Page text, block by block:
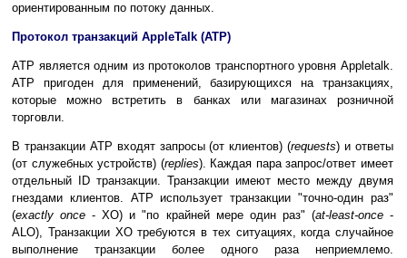
ориентированным по потоку данных.
Протокол транзакций AppleTalk (ATP)
ATP является одним из протоколов транспортного уровня Appletalk.
АТР пригоден для применений, базирующихся на транзакциях,
которые можно встретить в банках или магазинах розничной
торговли.
В транзакции АТР входят запросы (от клиентов) (requests) и ответы
(от служебных устройств) (replies). Каждая пара запрос/ответ имеет
отдельный ID транзакции. Транзакции имеют место между двумя
гнездами клиентов. АТР использует транзакции "точно-один раз"
(exactly once - XO) и "по крайней мере один раз" (at-least-once-
ALO), Транзакции ХО требуются в тех ситуациях, когда случайное
выполнение транзакции более одного раза неприемлемо.